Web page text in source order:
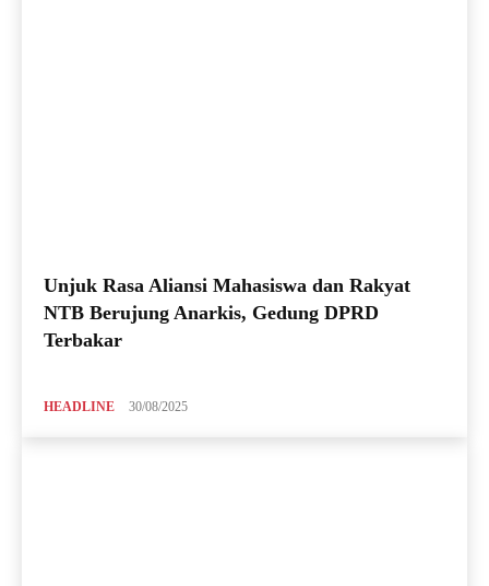
Unjuk Rasa Aliansi Mahasiswa dan Rakyat
NTB Berujung Anarkis, Gedung DPRD
Terbakar
HEADLINE 30/08/2025